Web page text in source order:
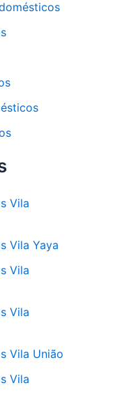
Vila
Vila Yaya
Vila
Vila
Vila União
Vila